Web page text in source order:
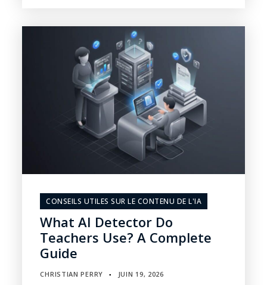
CONSEILS UTILES SUR LE CONTENU DE L'IA
What AI Detector Do
Teachers Use? A Complete
Guide
CHRISTIAN PERRY ▪ JUIN 19, 2026